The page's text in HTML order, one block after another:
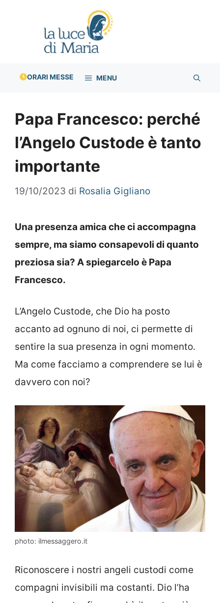
ORARI MESSE MENU
Papa Francesco: perché
l’Angelo Custode è tanto
importante
19/10/2023 di Rosalia Gigliano
Una presenza amica che ci accompagna
sempre, ma siamo consapevoli di quanto
preziosa sia? A spiegarcelo è Papa
Francesco.
L’Angelo Custode, che Dio ha posto
accanto ad ognuno di noi, ci permette di
sentire la sua presenza in ogni momento.
Ma come facciamo a comprendere se lui è
davvero con noi?
photo: ilmessaggero.it
Riconoscere i nostri angeli custodi come
compagni invisibili ma costanti. Dio l’ha